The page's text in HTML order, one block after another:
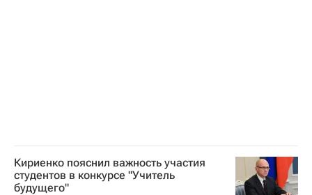
Кириенко пояснил важность участия
студентов в конкурсе "Учитель
будущего"